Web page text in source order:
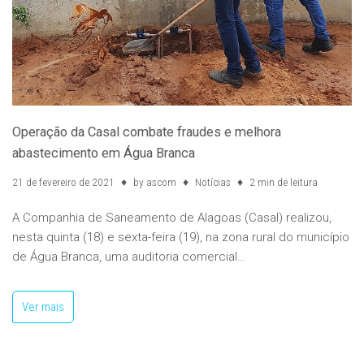
Operação da Casal combate fraudes e melhora
abastecimento em Água Branca
21 de fevereiro de 2021 by ascom Notícias 2 min de leitura
A Companhia de Saneamento de Alagoas (Casal) realizou,
nesta quinta (18) e sexta-feira (19), na zona rural do município
de Água Branca, uma auditoria comercial…
Ver mais